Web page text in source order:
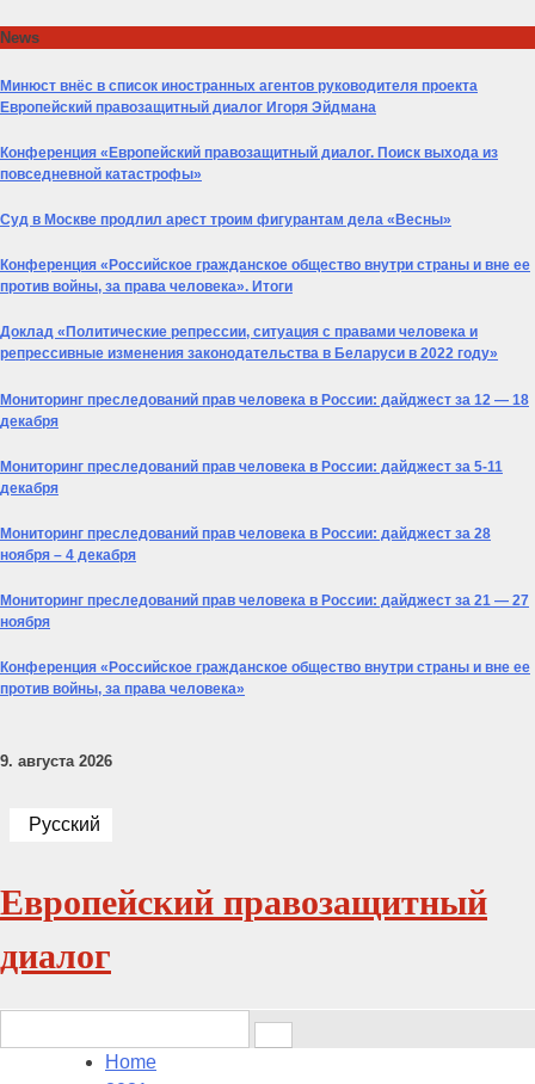
to
News
Минюст внёс в список иностранных агентов руководителя проекта
Европейский правозащитный диалог Игоря Эйдмана
Конференция «Европейский правозащитный диалог. Поиск выхода из
повседневной катастрофы»
Суд в Москве продлил арест троим фигурантам дела «Весны»
Конференция «Российское гражданское общество внутри страны и вне ее
против войны, за права человека». Итоги
Доклад «Политические репрессии, ситуация с правами человека и
репрессивные изменения законодательства в Беларуси в 2022 году»
Мониторинг преследований прав человека в России: дайджест за 12 — 18
декабря
Мониторинг преследований прав человека в России: дайджест за 5-11
декабря
Мониторинг преследований прав человека в России: дайджест за 28
ноября – 4 декабря
Мониторинг преследований прав человека в России: дайджест за 21 — 27
ноября
Конференция «Российское гражданское общество внутри страны и вне ее
против войны, за права человека»
9. августа 2026
Русский
Европейский правозащитный
диалог
for:
Home